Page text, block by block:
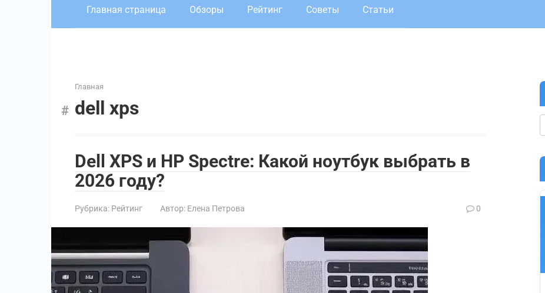
Главная страница Обзоры Рейтинг Советы Статьи
Главная
dell xps
Dell XPS и HP Spectre: Какой ноутбук выбрать в
2026 году?
Рубрика: Рейтинг Автор: Елена Петрова 0